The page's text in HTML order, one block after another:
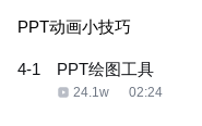
PPT动画小技巧
4-1 PPT绘图工具
24.1w 02:24